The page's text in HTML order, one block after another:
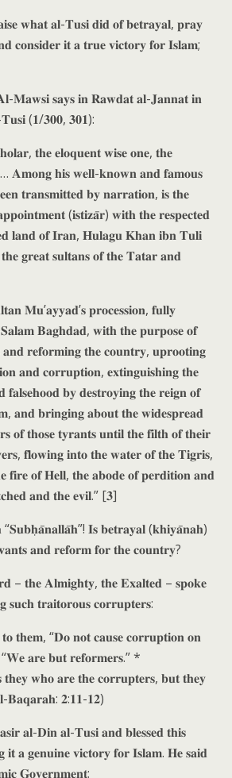
𝐰𝐡𝐚𝐭 𝐚𝐥-𝐓𝐮𝐬𝐢 𝐝𝐢𝐝 𝐨𝐟 𝐛𝐞𝐭𝐫𝐚𝐲𝐚𝐥, 𝐩𝐫𝐚𝐲
𝐢𝐭 𝐚 𝐭𝐫𝐮𝐞 𝐯𝐢𝐜𝐭𝐨𝐫𝐲 𝐟𝐨𝐫 𝐈𝐬𝐥𝐚𝐦;
𝐬𝐚𝐲𝐬 𝐢𝐧 𝐑𝐚𝐰𝐝𝐚𝐭 𝐚𝐥-𝐉𝐚𝐧𝐧𝐚𝐭 𝐢𝐧
(𝟏/𝟑𝟎𝟎, 𝟑𝟎𝟏):
𝐭𝐡𝐞 𝐞𝐥𝐨𝐪𝐮𝐞𝐧𝐭 𝐰𝐢𝐬𝐞 𝐨𝐧𝐞, 𝐭𝐡𝐞
𝐀𝐦𝐨𝐧𝐠 𝐡𝐢𝐬 𝐰𝐞𝐥𝐥-𝐤𝐧𝐨𝐰𝐧 𝐚𝐧𝐝 𝐟𝐚𝐦𝐨𝐮𝐬
𝐭𝐫𝐚𝐧𝐬𝐦𝐢𝐭𝐭𝐞𝐝 𝐛𝐲 𝐧𝐚𝐫𝐫𝐚𝐭𝐢𝐨𝐧, 𝐢𝐬 𝐭𝐡𝐞
(𝐢𝐬𝐭𝐢𝐳𝐚̄𝐫) 𝐰𝐢𝐭𝐡 𝐭𝐡𝐞 𝐫𝐞𝐬𝐩𝐞𝐜𝐭𝐞𝐝
𝐥𝐚𝐧𝐝 𝐨𝐟 𝐈𝐫𝐚𝐧, 𝐇𝐮𝐥𝐚𝐠𝐮 𝐊𝐡𝐚𝐧 𝐢𝐛𝐧 𝐓𝐮𝐥𝐢
𝐠𝐫𝐞𝐚𝐭 𝐬𝐮𝐥𝐭𝐚𝐧𝐬 𝐨𝐟 𝐭𝐡𝐞 𝐓𝐚𝐭𝐚𝐫 𝐚𝐧𝐝
𝐌𝐮’𝐚𝐲𝐲𝐚𝐝’𝐬 𝐩𝐫𝐨𝐜𝐞𝐬𝐬𝐢𝐨𝐧, 𝐟𝐮𝐥𝐥𝐲
𝐁𝐚𝐠𝐡𝐝𝐚𝐝, 𝐰𝐢𝐭𝐡 𝐭𝐡𝐞 𝐩𝐮𝐫𝐩𝐨𝐬𝐞 𝐨𝐟
𝐚𝐧𝐝 𝐫𝐞𝐟𝐨𝐫𝐦𝐢𝐧𝐠 𝐭𝐡𝐞 𝐜𝐨𝐮𝐧𝐭𝐫𝐲, 𝐮𝐩𝐫𝐨𝐨𝐭𝐢𝐧𝐠
𝐚𝐧𝐝 𝐜𝐨𝐫𝐫𝐮𝐩𝐭𝐢𝐨𝐧, 𝐞𝐱𝐭𝐢𝐧𝐠𝐮𝐢𝐬𝐡𝐢𝐧𝐠 𝐭𝐡𝐞
𝐟𝐚𝐥𝐬𝐞𝐡𝐨𝐨𝐝 𝐛𝐲 𝐝𝐞𝐬𝐭𝐫𝐨𝐲𝐢𝐧𝐠 𝐭𝐡𝐞 𝐫𝐞𝐢𝐠𝐧 𝐨𝐟
𝐚𝐧𝐝 𝐛𝐫𝐢𝐧𝐠𝐢𝐧𝐠 𝐚𝐛𝐨𝐮𝐭 𝐭𝐡𝐞 𝐰𝐢𝐝𝐞𝐬𝐩𝐫𝐞𝐚𝐝
𝐨𝐟 𝐭𝐡𝐨𝐬𝐞 𝐭𝐲𝐫𝐚𝐧𝐭𝐬 𝐮𝐧𝐭𝐢𝐥 𝐭𝐡𝐞 𝐟𝐢𝐥𝐭𝐡 𝐨𝐟 𝐭𝐡𝐞𝐢𝐫
𝐟𝐥𝐨𝐰𝐢𝐧𝐠 𝐢𝐧𝐭𝐨 𝐭𝐡𝐞 𝐰𝐚𝐭𝐞𝐫 𝐨𝐟 𝐭𝐡𝐞 𝐓𝐢𝐠𝐫𝐢𝐬,
𝐨𝐟 𝐇𝐞𝐥𝐥, 𝐭𝐡𝐞 𝐚𝐛𝐨𝐝𝐞 𝐨𝐟 𝐩𝐞𝐫𝐝𝐢𝐭𝐢𝐨𝐧 𝐚𝐧𝐝
𝐚𝐧𝐝 𝐭𝐡𝐞 𝐞𝐯𝐢𝐥.” [𝟑]
𝐈𝐬 𝐛𝐞𝐭𝐫𝐚𝐲𝐚𝐥 (𝐤𝐡𝐢𝐲𝐚̄𝐧𝐚𝐡)
𝐚𝐧𝐝 𝐫𝐞𝐟𝐨𝐫𝐦 𝐟𝐨𝐫 𝐭𝐡𝐞 𝐜𝐨𝐮𝐧𝐭𝐫𝐲?
– 𝐭𝐡𝐞 𝐀𝐥𝐦𝐢𝐠𝐡𝐭𝐲, 𝐭𝐡𝐞 𝐄𝐱𝐚𝐥𝐭𝐞𝐝 – 𝐬𝐩𝐨𝐤𝐞
𝐬𝐮𝐜𝐡 𝐭𝐫𝐚𝐢𝐭𝐨𝐫𝐨𝐮𝐬 𝐜𝐨𝐫𝐫𝐮𝐩𝐭𝐞𝐫𝐬:
𝐭𝐡𝐞𝐦, “𝐃𝐨 𝐧𝐨𝐭 𝐜𝐚𝐮𝐬𝐞 𝐜𝐨𝐫𝐫𝐮𝐩𝐭𝐢𝐨𝐧 𝐨𝐧
“𝐖𝐞 𝐚𝐫𝐞 𝐛𝐮𝐭 𝐫𝐞𝐟𝐨𝐫𝐦𝐞𝐫𝐬.” *
𝐭𝐡𝐞𝐲 𝐰𝐡𝐨 𝐚𝐫𝐞 𝐭𝐡𝐞 𝐜𝐨𝐫𝐫𝐮𝐩𝐭𝐞𝐫𝐬, 𝐛𝐮𝐭 𝐭𝐡𝐞𝐲
𝐁𝐚𝐪𝐚𝐫𝐚𝐡: 𝟐:𝟏𝟏-𝟏𝟐)
𝐚𝐥-𝐃𝐢𝐧 𝐚𝐥-𝐓𝐮𝐬𝐢 𝐚𝐧𝐝 𝐛𝐥𝐞𝐬𝐬𝐞𝐝 𝐭𝐡𝐢𝐬
𝐢𝐭 𝐚 𝐠𝐞𝐧𝐮𝐢𝐧𝐞 𝐯𝐢𝐜𝐭𝐨𝐫𝐲 𝐟𝐨𝐫 𝐈𝐬𝐥𝐚𝐦. 𝐇𝐞 𝐬𝐚𝐢𝐝
𝐆𝐨𝐯𝐞𝐫𝐧𝐦𝐞𝐧𝐭: